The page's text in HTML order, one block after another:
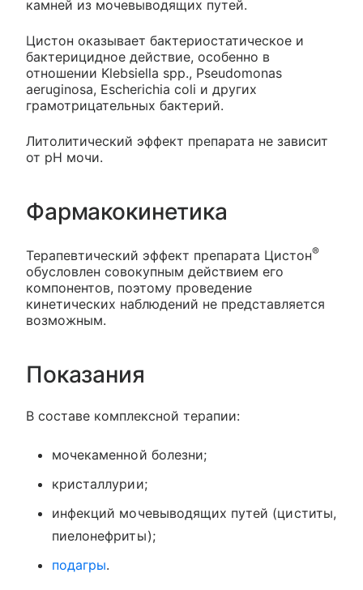
камней из мочевыводящих путей.
Цистон оказывает бактериостатическое и
бактерицидное действие, особенно в
отношении Klebsiella spp., Pseudomonas
aeruginosa, Escherichia coli и других
грамотрицательных бактерий.
Литолитический эффект препарата не зависит
от рН мочи.
Фармакокинетика
Терапевтический эффект препарата Цистон®
обусловлен совокупным действием его
компонентов, поэтому проведение
кинетических наблюдений не представляется
возможным.
Показания
В составе комплексной терапии:
мочекаменной болезни;
кристаллурии;
инфекций мочевыводящих путей (циститы,
пиелонефриты);
подагры.